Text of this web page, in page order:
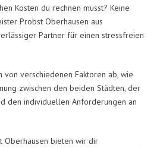
Kosten du rechnen musst? Keine
Probst Oberhausen aus
Partner für einen stressfreien
von verschiedenen Faktoren ab, wie
zwischen den beiden Städten, der
den individuellen Anforderungen an
Oberhausen bieten wir dir